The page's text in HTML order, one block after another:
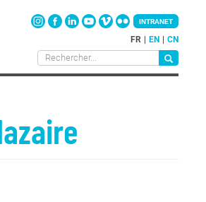
FR EN CN
INTRANET